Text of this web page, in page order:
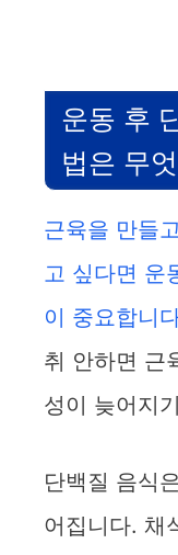
운동 후
법은 무
근육을 만들
고 싶다면 운
이 중요합니
취 안하면 근
성이 늦어지
단백질 음식
어집니다. 채